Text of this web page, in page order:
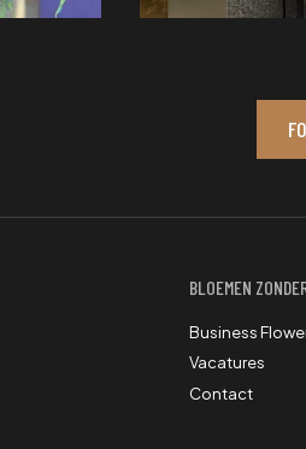
BLOEMEN
Business
Vacatures
Contact